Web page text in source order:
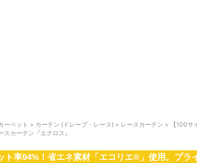
ーペット > カーテン (ドレープ・レース) > レースカーテン >
【100
スカーテン『エクロス』
ト率94%！省エネ素材「エコリエ®」使用。プラ